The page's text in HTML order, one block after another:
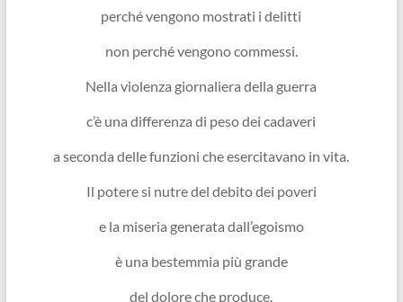
perché vengono mostrati i delitti
non perché vengono commessi.
Nella violenza giornaliera della guerra
c’è una differenza di peso dei cadaveri
a seconda delle funzioni che esercitavano in vita.
Il potere si nutre del debito dei poveri
e la miseria generata dall’egoismo
è una bestemmia più grande
del dolore che produce.